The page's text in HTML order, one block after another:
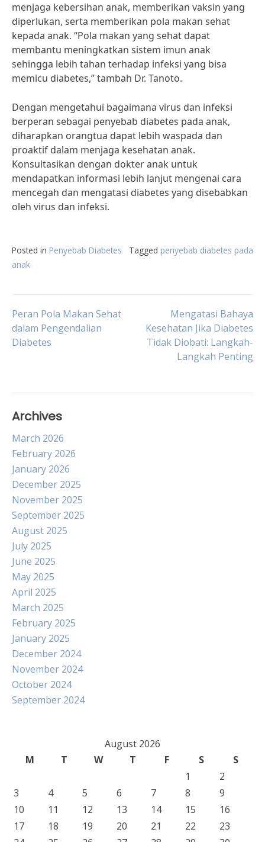
menjaga kebersihan anak, memberikan vaksin yang
diperlukan, serta memberikan pola makan sehat
kepada anak. “Pola makan yang sehat dapat
membantu meningkatkan sistem imun anak
sehingga lebih tahan terhadap infeksi yang bisa
memicu diabetes,” tambah Dr. Tanoto.
Dengan mengetahui bagaimana virus dan infeksi
berperan sebagai penyebab diabetes pada anak,
diharapkan orangtua dapat lebih waspada dan
proaktif dalam menjaga kesehatan anak.
Konsultasikan dengan dokter anak untuk
mendapatkan informasi lebih lanjut mengenai cara
mencegah dan mengatasi diabetes yang disebabkan
oleh virus dan infeksi.
Posted in Penyebab Diabetes Tagged penyebab diabetes pada
anak
Post
navigation
Peran Pola Makan Sehat
dalam Pengendalian
Diabetes
Mengatasi Bahaya
Kesehatan Jika Diabetes
Tidak Diobati: Langkah-
Langkah Penting
Archives
March 2026
February 2026
January 2026
December 2025
November 2025
September 2025
August 2025
July 2025
June 2025
May 2025
April 2025
March 2025
February 2025
January 2025
December 2024
November 2024
October 2024
September 2024
August 2026
M
T W T F S
S
1
2
3
4 5 6 7 8
9
10
11 12 13 14 15
16
17
18 19 20 21 22
23